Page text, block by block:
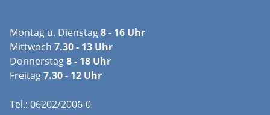
Montag u. Dienstag8 - 16 Uhr
Mittwoch 7.30 - 13 Uhr
Donnerstag8 - 18 Uhr
Freitag7.30 - 12 Uhr
Tel.: 06202/2006-0